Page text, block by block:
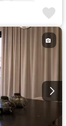
Sin amueblar